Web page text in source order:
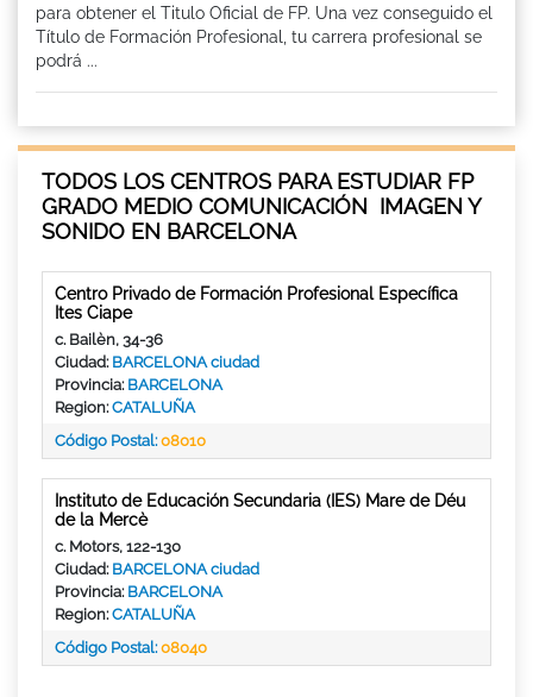
para obtener el Titulo Oficial de FP. Una vez conseguido el
Título de Formación Profesional, tu carrera profesional se
podrá ...
TODOS LOS CENTROS PARA ESTUDIAR FP
GRADO MEDIO COMUNICACIÓN IMAGEN Y
SONIDO EN BARCELONA
Centro Privado de Formación Profesional Específica
Ites Ciape
c. Bailèn, 34-36
Ciudad: BARCELONA ciudad
Provincia: BARCELONA
Region:CATALUÑA
Código Postal:08010
Instituto de Educación Secundaria (IES) Mare de Déu
de la Mercè
c. Motors, 122-130
Ciudad: BARCELONA ciudad
Provincia: BARCELONA
Region:CATALUÑA
Código Postal:08040